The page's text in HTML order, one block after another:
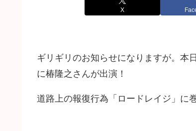
X
ギリギリのお知らせになりますが。本
に椿隆之さんが出演！
道路上の報復行為「ロードレイジ」に